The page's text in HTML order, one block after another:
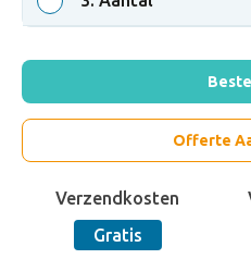
Offerte
Verzendkosten
Gratis